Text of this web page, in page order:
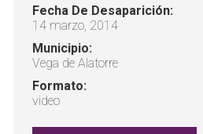
Fecha De Desaparición:
14 marzo, 2014
Municipio:
Vega de Alatorre
Formato:
video